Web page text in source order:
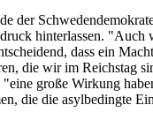
der
hinterlassen.
dass ein
die wir im Reichstag
große Wirkung
die die asylbedingte